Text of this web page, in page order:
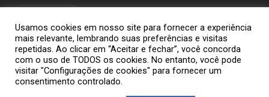
Usamos cookies em nosso site para fornecer a experiência
mais relevante, lembrando suas preferências e visitas
repetidas. Ao clicar em “Aceitar e fechar”, você concorda
com o uso de TODOS os cookies. No entanto, você pode
visitar "Configurações de cookies" para fornecer um
consentimento controlado.